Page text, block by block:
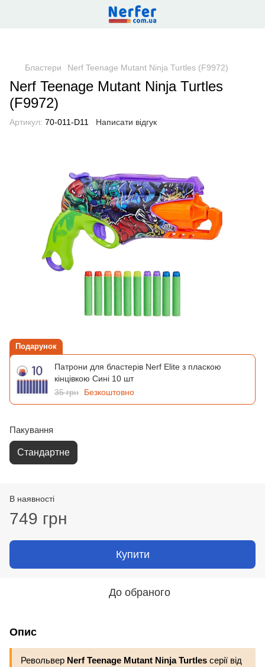
Бластери Nerf Teenage Mutant Ninja Turtles (F9972)
Nerf Teenage Mutant Ninja Turtles
(F9972)
Артикул: 70-011-D11 Написати відгук
Подарунок
Патрони для бластерів Nerf Elite з пласкою
кінцівкою Сині 10 шт
35 грн
Безкоштовно
Пакування
Стандартне
В наявності
749 грн
Купити
До обраного
Опис
Револьвер Nerf Teenage Mutant Ninja Turtles серії від